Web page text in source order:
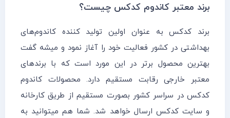
برند معتبر کاندوم کدکس چیست؟
برند کدکس به عنوان اولین تولید کننده کاندوم‌های
بهداشتی در کشور فعالیت خود را آغاز نمود و میشه گفت
بهترین محصول برتر در این مورد است که با برندهای
معتبر خارجی رقابت مستقیم دارد. محصولات کاندوم
کدکس در سراسر کشور بصورت مستقیم از طریق کارخانه
و سایت کدکس ارسال خواهد شد. شما هم میتوانید به